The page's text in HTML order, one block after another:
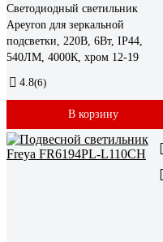
Светодиодный светильник
Apeyron для зеркальной
подсветки, 220В, 6Вт, IP44,
540ЛМ, 4000К, хром 12-19
4.8(6)
В корзину